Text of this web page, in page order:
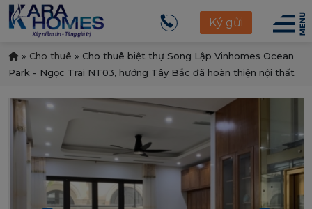
Ký gửi
» Cho thuê » Cho thuê biệt thự Song Lập Vinhomes Ocean
Park - Ngọc Trai NT03, hướng Tây Bắc đã hoàn thiện nội thất